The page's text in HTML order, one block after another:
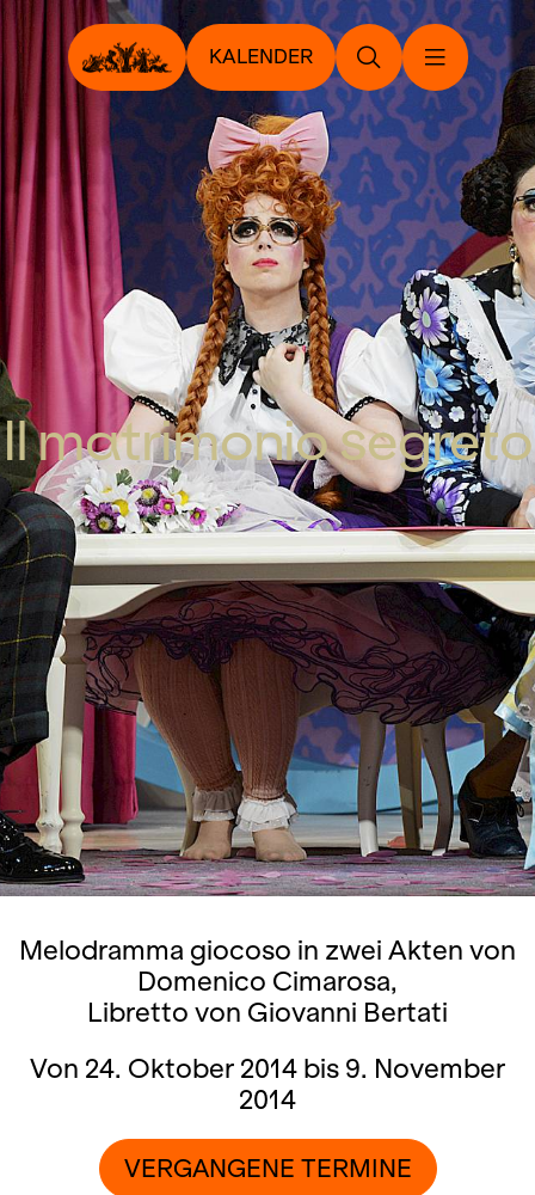
KALENDER
Il matrimonio segreto
Melodramma giocoso in zwei Akten von
Domenico Cimarosa,
Libretto von Giovanni Bertati
Von 24. Oktober 2014 bis 9. November
2014
VERGANGENE TERMINE